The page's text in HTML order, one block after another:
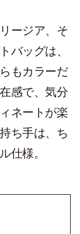
ージア、そ
バッグは、
もカラーだ
感で、気分
ネートが楽
ち手は、ち
仕様。